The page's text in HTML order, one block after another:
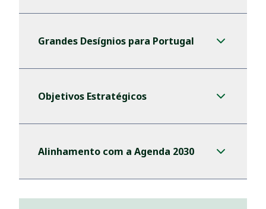
Grandes Desígnios para Portugal
Objetivos Estratégicos
Alinhamento com a Agenda 2030